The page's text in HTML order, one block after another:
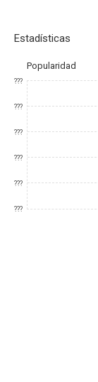
Estadísticas
Popularidad
???
???
???
???
???
???